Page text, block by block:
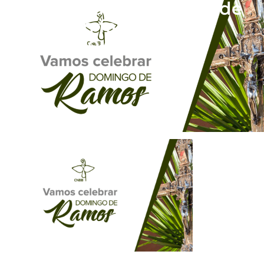
Celebração da Palavra de
Deus em família –
Domingo de ramos